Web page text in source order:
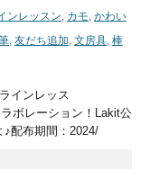
ンレッスン, カモ, かわい
, 友だち追加, 文房具, 棒
インレッス
ボレーション！Lakit公
配布期間：2024/